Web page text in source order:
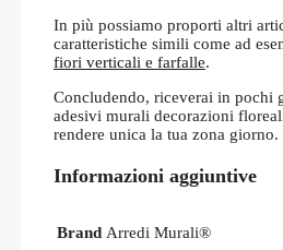
In più possiamo proporti altri
caratteristiche simili come ad
fiori verticali e farfalle.
Concludendo, riceverai in pochi
adesivi murali decorazioni
rendere unica la tua zona giorno.
Informazioni aggiuntive
Brand Arredi Murali®